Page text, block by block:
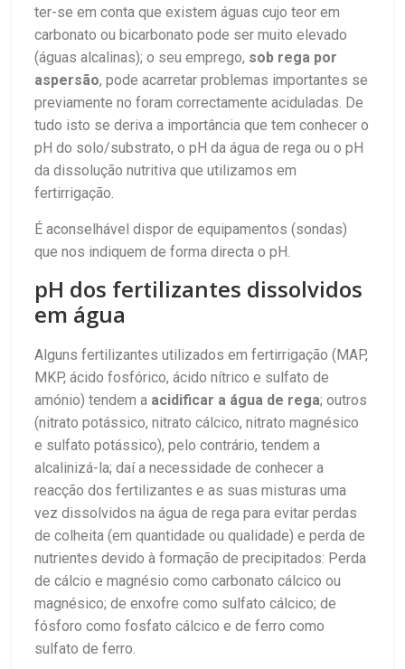
ter-se em conta que existem águas cujo teor em
carbonato ou bicarbonato pode ser muito elevado
(águas alcalinas); o seu emprego, sob rega por
aspersão, pode acarretar problemas importantes se
previamente no foram correctamente aciduladas. De
tudo isto se deriva a importância que tem conhecer o
pH do solo/substrato, o pH da água de rega ou o pH
da dissolução nutritiva que utilizamos em
fertirrigação.
É aconselhável dispor de equipamentos (sondas)
que nos indiquem de forma directa o pH.
pH dos fertilizantes dissolvidos
em água
Alguns fertilizantes utilizados em fertirrigação (MAP,
MKP, ácido fosfórico, ácido nítrico e sulfato de
amónio) tendem a acidificar a água de rega; outros
(nitrato potássico, nitrato cálcico, nitrato magnésico
e sulfato potássico), pelo contrário, tendem a
alcalinizá-la; daí a necessidade de conhecer a
reacção dos fertilizantes e as suas misturas uma
vez dissolvidos na água de rega para evitar perdas
de colheita (em quantidade ou qualidade) e perda de
nutrientes devido à formação de precipitados: Perda
de cálcio e magnésio como carbonato cálcico ou
magnésico; de enxofre como sulfato cálcico; de
fósforo como fosfato cálcico e de ferro como
sulfato de ferro.